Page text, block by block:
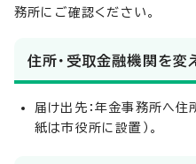
務所にご確認ください。
住所・受取金融機関を変
届け出先：年金事務所へ住
紙は市役所に設置）。